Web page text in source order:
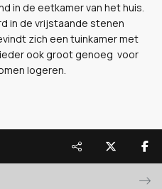
in de eetkamer van het huis.
in de vrijstaande stenen
zich een tuinkamer met
ook groot genoeg voor
logeren.